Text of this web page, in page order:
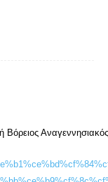
Βόρειος